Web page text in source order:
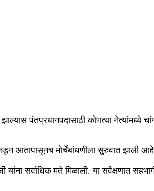
पंतप्रधानपदासाठी कोणत्या
आतापासूनच मोर्चेबांधणीला सुरुवात
सर्वाधिक मते मिळाली. या सर्वेक्षणात